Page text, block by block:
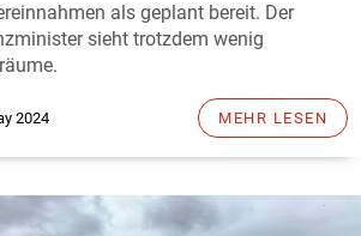
als geplant bereit. Der
sieht trotzdem wenig
2024 MEHR LESEN